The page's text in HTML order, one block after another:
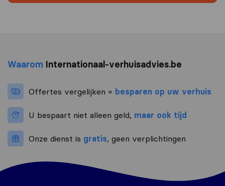
Waarom Internationaal-verhuisadvies.be
Offertes vergelijken = besparen op uw verhuis
U bespaart niet alleen geld, maar ook tijd
Onze dienst is gratis, geen verplichtingen